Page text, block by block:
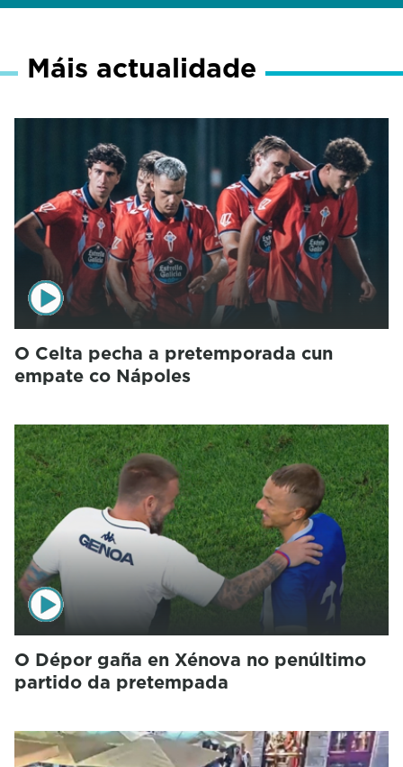
Máis actualidade
O Celta pecha a pretemporada cun
empate co Nápoles
O Dépor gaña en Xénova no penúltimo
partido da pretempada